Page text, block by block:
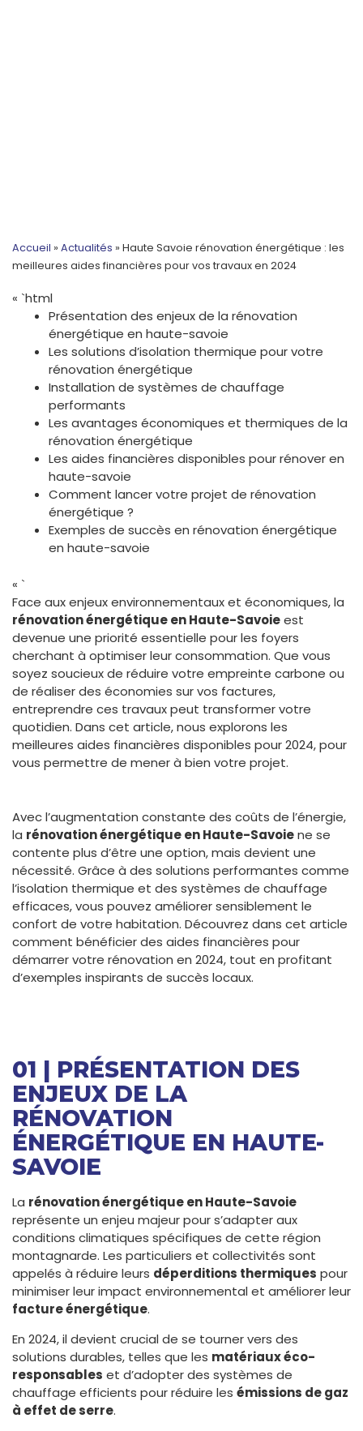
Accueil » Actualités » Haute Savoie rénovation énergétique : les
meilleures aides financières pour vos travaux en 2024
« `html
Présentation des enjeux de la rénovation
énergétique en haute-savoie
Les solutions d’isolation thermique pour votre
rénovation énergétique
Installation de systèmes de chauffage
performants
Les avantages économiques et thermiques de la
rénovation énergétique
Les aides financières disponibles pour rénover en
haute-savoie
Comment lancer votre projet de rénovation
énergétique ?
Exemples de succès en rénovation énergétique
en haute-savoie
« `
Face aux enjeux environnementaux et économiques, la
rénovation énergétique en Haute-Savoieest
devenue une priorité essentielle pour les foyers
cherchant à optimiser leur consommation. Que vous
soyez soucieux de réduire votre empreinte carbone ou
de réaliser des économies sur vos factures,
entreprendre ces travaux peut transformer votre
quotidien. Dans cet article, nous explorons les
meilleures aides financières disponibles pour 2024, pour
vous permettre de mener à bien votre projet.
Avec l’augmentation constante des coûts de l’énergie,
la rénovation énergétique en Haute-Savoiene se
contente plus d’être une option, mais devient une
nécessité. Grâce à des solutions performantes comme
l’isolation thermique et des systèmes de chauffage
efficaces, vous pouvez améliorer sensiblement le
confort de votre habitation. Découvrez dans cet article
comment bénéficier des aides financières pour
démarrer votre rénovation en 2024, tout en profitant
d’exemples inspirants de succès locaux.
01 | PRÉSENTATION DES
ENJEUX DE LA
RÉNOVATION
ÉNERGÉTIQUE EN HAUTE-
SAVOIE
La rénovation énergétique en Haute-Savoie
représente un enjeu majeur pour s’adapter aux
conditions climatiques spécifiques de cette région
montagnarde. Les particuliers et collectivités sont
appelés à réduire leurs déperditions thermiques pour
minimiser leur impact environnemental et améliorer leur
facture énergétique.
En 2024, il devient crucial de se tourner vers des
solutions durables, telles que les matériaux éco-
responsables et d’adopter des systèmes de
chauffage efficients pour réduire les émissions de gaz
à effet de serre.